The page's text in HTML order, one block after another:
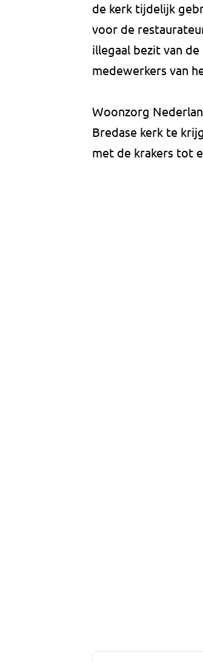
de kerk tijdelijk
voor de
illegaal bezit van
medewerkers van
Woonzorg
Bredase kerk te
met de krakers tot